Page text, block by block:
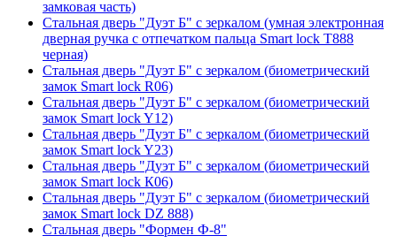
замковая часть)
Стальная дверь "Дуэт Б" с зеркалом (умная электронная
дверная ручка с отпечатком пальца Smart lock T888
черная)
Стальная дверь "Дуэт Б" с зеркалом (биометрический
замок Smart lock R06)
Стальная дверь "Дуэт Б" с зеркалом (биометрический
замок Smart lock Y12)
Стальная дверь "Дуэт Б" с зеркалом (биометрический
замок Smart lock Y23)
Стальная дверь "Дуэт Б" с зеркалом (биометрический
замок Smart lock К06)
Стальная дверь "Дуэт Б" с зеркалом (биометрический
замок Smart lock DZ 888)
Стальная дверь "Формен Ф-8"